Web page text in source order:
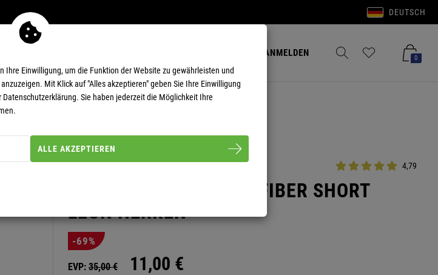
DEUTSCH
AnmeldenANMELDEN Merkzettel aufklappenWarenkorb
0
Artikel-Nummer: 11111401 4,79
SUMMERFRESH MICROFIBER SHORT
LEON HERREN
-69%
EVP: 35,00 € 11,00 €
Einwilligung, um die Funktion der Website zu gewährleisten und
Mit Klick auf "Alles akzeptieren" geben Sie Ihre Einwilligung
Datenschutzerklärung. Sie haben jederzeit die Möglichkeit Ihre
ALLE AKZEPTIEREN